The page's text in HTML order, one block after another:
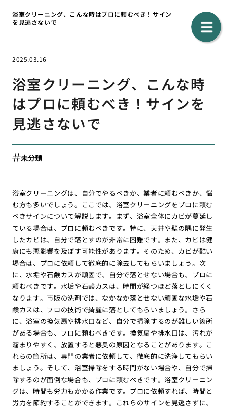
浴室クリーニング、こんな時はプロに頼むべき！サイン
を見逃さないで
2025.03.16
浴室クリーニング、こんな時
はプロに頼むべき！サインを
見逃さないで
未分類
浴室クリーニングは、自分でやるべきか、業者に頼むべきか、悩
む方も多いでしょう。ここでは、浴室クリーニングをプロに頼む
べきサインについて解説します。まず、浴室全体にカビが蔓延し
ている場合は、プロに頼むべきです。特に、天井や壁の隅に発生
したカビは、自分で落とすのが非常に困難です。また、カビは健
康にも悪影響を及ぼす可能性があります。そのため、カビが酷い
場合は、プロに依頼して徹底的に除去してもらいましょう。次
に、水垢や石鹸カスが頑固で、自分で落とせない場合も、プロに
頼むべきです。水垢や石鹸カスは、時間が経つほど落としにくく
なります。市販の洗剤では、なかなか落とせない頑固な水垢や石
鹸カスは、プロの技術で綺麗に落としてもらいましょう。さら
に、浴室の換気扇や排水口など、自分で掃除するのが難しい箇所
がある場合も、プロに頼むべきです。換気扇や排水口は、汚れが
溜まりやすく、放置すると悪臭の原因となることがあります。こ
れらの箇所は、専門の業者に依頼して、徹底的に洗浄してもらい
ましょう。そして、浴室掃除をする時間がない場合や、自分で掃
除するのが面倒な場合も、プロに頼むべきです。浴室クリーニン
グは、時間も労力もかかる作業です。プロに依頼すれば、時間と
労力を節約することができます。これらのサインを見逃さずに、